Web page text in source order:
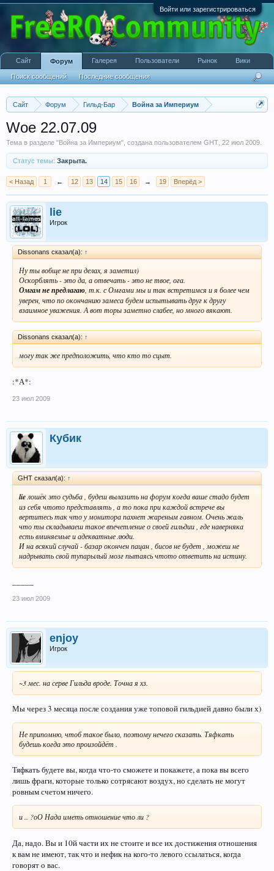
Войти или зарегистрироваться
Сайт Форум Гильд-Бар Война за Империум
Woe 22.07.09
Тема в разделе "Война за Империум", создана пользователем GHT 22 июл 2009
Статус темы: Закрыта.
< Назад 1 ← 12 13 14 15 16 → 19 Вперёд >
lie
Игрок
Dissonans сказал(а): ↑
Ну ты вобще не при делах, я заметил)
Оскорблять - это да, а отвечать - это не твое, ога.
Омгам не предлагаю , т.к. с Омгами мы и так встретимся и я более чем
уверен, что по окончанию замеса будем испытывать друг к другу
взаимное уважения. А вот торы заметно слабее, но много вякают.
Dissonans сказал(а): ↑
могу так же предположить, что кто то сцыт.
:*А*:
23 июл 2009
Кубик
GHT сказал(а): ↑
lieлошёк это судьба , будеш вылазить на форум когда ваше стадо будет
из себя чтото представлять , а то пока при каждой встрече вы
вертитесь так что у монитора пахнет жареным гавном. Очень жаль
что ты складываеш такое впечетление о своей гильдии , где наверняка
есть вминяемые и адекватные люди.
И на всякий случай - базар окончен пацан , бисов не будет , можеш не
надрывать свой тупарылый мозг пытаясь чтото ответить на истину.
23 июл 2009
enjoy
Игрок
~3 мес. на серве Гильда вроде. Точна я хз.
Мы через 3 месяца после создания уже топовой гильдией давно были х)
Не припомню, чтоб такое было, поэтому нечего сказать. Тяфкать
будешь когда это произойдёт .
Тяфкать будете вы, когда что-то сможете и покажете, а пока вы всего
лишь фраги, которые только сотрясают воздух, но сделать не могут
ровным счетом ничего.
и .. ?оО Нада иметь отношение что ли ?
Да, надо. Вы и 10й части их не стоите и все их достижения отношения
к вам не имеют, так что и нефик на кого-то левого ссылаться, когда
говорят о вас.
Сайт Форум
Поиск сообщений Последние сообщения
Галерея Пользователи Рынок Вики